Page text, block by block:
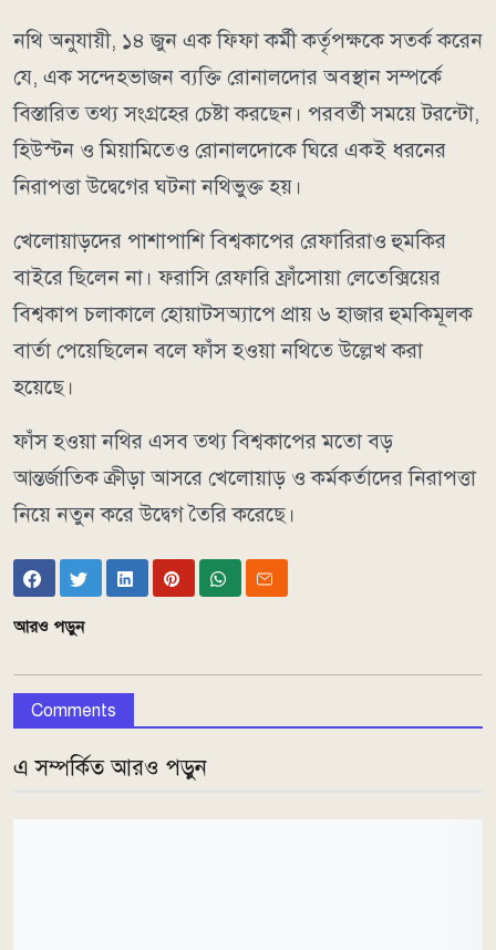
নথি অনুযায়ী, ১৪ জুন এক ফিফা কর্মী কর্তৃপক্ষকে সতর্ক করেন
যে, এক সন্দেহভাজন ব্যক্তি রোনালদোর অবস্থান সম্পর্কে
বিস্তারিত তথ্য সংগ্রহের চেষ্টা করছেন। পরবর্তী সময়ে টরন্টো,
হিউস্টন ও মিয়ামিতেও রোনালদোকে ঘিরে একই ধরনের
নিরাপত্তা উদ্বেগের ঘটনা নথিভুক্ত হয়।
খেলোয়াড়দের পাশাপাশি বিশ্বকাপের রেফারিরাও হুমকির
বাইরে ছিলেন না। ফরাসি রেফারি ফ্রাঁসোয়া লেতেক্সিয়ের
বিশ্বকাপ চলাকালে হোয়াটসঅ্যাপে প্রায় ৬ হাজার হুমকিমূলক
বার্তা পেয়েছিলেন বলে ফাঁস হওয়া নথিতে উল্লেখ করা
হয়েছে।
ফাঁস হওয়া নথির এসব তথ্য বিশ্বকাপের মতো বড়
আন্তর্জাতিক ক্রীড়া আসরে খেলোয়াড় ও কর্মকর্তাদের নিরাপত্তা
নিয়ে নতুন করে উদ্বেগ তৈরি করেছে।
আরও পড়ুন
Comments
এ সম্পর্কিত আরও পড়ুন